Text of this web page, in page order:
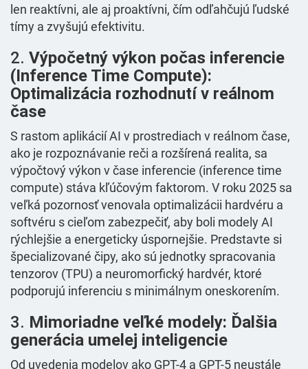
len reaktívni, ale aj proaktívni, čím odľahčujú ľudské
tímy a zvyšujú efektivitu.
2. Výpočetný výkon počas inferencie
(Inference Time Compute):
Optimalizácia rozhodnutí v reálnom
čase
S rastom aplikácií AI v prostrediach v reálnom čase,
ako je rozpoznávanie reči a rozšírená realita, sa
výpočtový výkon v čase inferencie (inference time
compute) stáva kľúčovým faktorom. V roku 2025 sa
veľká pozornosť venovala optimalizácii hardvéru a
softvéru s cieľom zabezpečiť, aby boli modely AI
rýchlejšie a energeticky úspornejšie. Predstavte si
špecializované čipy, ako sú jednotky spracovania
tenzorov (TPU) a neuromorfický hardvér, ktoré
podporujú inferenciu s minimálnym oneskorením.
3. Mimoriadne veľké modely: Ďalšia
generácia umelej inteligencie
Od uvedenia modelov ako GPT-4 a GPT-5 neustále